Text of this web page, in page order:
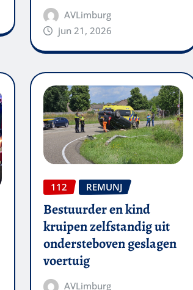
AVLimburg
jun 21, 2026
112 REMUNJ
Bestuurder en kind
kruipen zelfstandig uit
ondersteboven geslagen
voertuig
AVLimburg